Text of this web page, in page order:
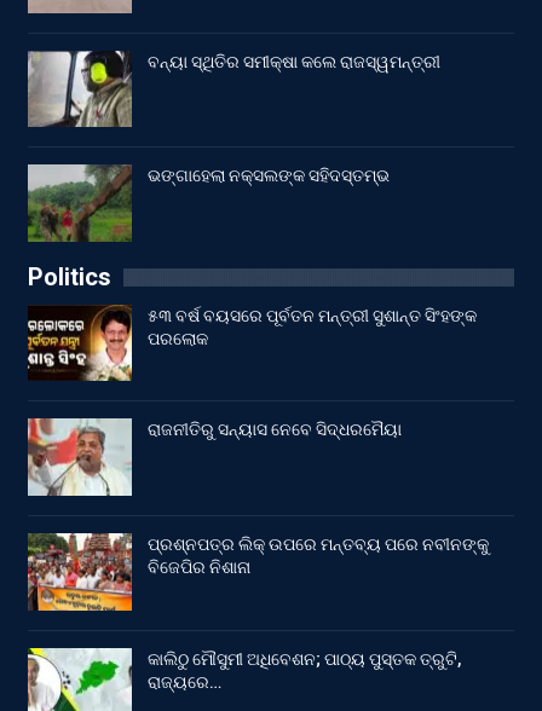
ବନ୍ୟା ସ୍ଥିତିର ସମୀକ୍ଷା କଲେ ରାଜସ୍ୱମନ୍ତ୍ରୀ
ଭଙ୍ଗାହେଲା ନକ୍ସଲଙ୍କ ସହିଦସ୍ତମ୍ଭ
Politics
୫୩ ବର୍ଷ ବୟସରେ ପୂର୍ବତନ ମନ୍ତ୍ରୀ ସୁଶାନ୍ତ ସିଂହଙ୍କ
ପରଲୋକ
ରାଜନୀତିରୁ ସନ୍ୟାସ ନେବେ ସିଦ୍ଧରମୈୟା
ପ୍ରଶ୍ନପତ୍ର ଲିକ୍ ଉପରେ ମନ୍ତବ୍ୟ ପରେ ନବୀନଙ୍କୁ
ବିଜେପିର ନିଶାନା
କାଲିଠୁ ମୌସୁମୀ ଅଧିବେଶନ; ପାଠ୍ୟ ପୁସ୍ତକ ତ୍ରୁଟି,
ରାଜ୍ୟରେ…